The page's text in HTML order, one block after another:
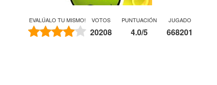
Fútbol
EVALÚALO TU MISMO! VOTOS
20208
PUNTUACIÓN
4.0/5
JUGADO
668201